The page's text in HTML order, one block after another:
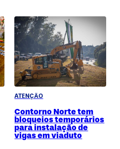
ATENÇÃO
Contorno Norte tem
bloqueios temporários
para instalação de
vigas em viaduto